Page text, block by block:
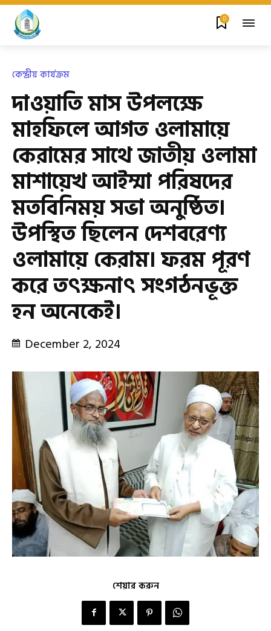
0
কেন্দ্রীয় কার্যক্রম
দাওয়াতি মাস উপলক্ষে
মাহফিলে আগত ওলামায়ে
কেরামের সাথে জাতীয় ওলামা
মাশায়েখ আইম্মা পরিষদের
মতবিনিময় সভা অনুষ্ঠিত।
উপস্থিত ছিলেন দেশবরেণ্য
ওলামায়ে কেরাম। ফরম পূরণ
করে তৎক্ষনাৎ সংগঠনভূক্ত
হন অনেকেই।
December 2, 2024
শেয়ার করুন